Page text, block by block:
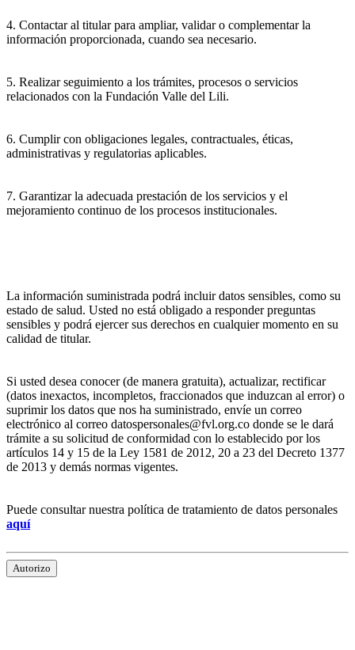
4. Contactar al titular para ampliar, validar o complementar la
información proporcionada, cuando sea necesario.
5. Realizar seguimiento a los trámites, procesos o servicios
relacionados con la Fundación Valle del Lili.
6. Cumplir con obligaciones legales, contractuales, éticas,
administrativas y regulatorias aplicables.
7. Garantizar la adecuada prestación de los servicios y el
mejoramiento continuo de los procesos institucionales.
La información suministrada podrá incluir datos sensibles, como su
estado de salud. Usted no está obligado a responder preguntas
sensibles y podrá ejercer sus derechos en cualquier momento en su
calidad de titular.
Si usted desea conocer (de manera gratuita), actualizar, rectificar
(datos inexactos, incompletos, fraccionados que induzcan al error) o
suprimir los datos que nos ha suministrado, envíe un correo
electrónico al correo datospersonales@fvl.org.co donde se le dará
trámite a su solicitud de conformidad con lo establecido por los
artículos 14 y 15 de la Ley 1581 de 2012, 20 a 23 del Decreto 1377
de 2013 y demás normas vigentes.
Puede consultar nuestra política de tratamiento de datos personales
aquí
Autorizo